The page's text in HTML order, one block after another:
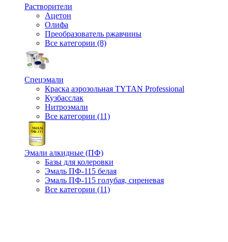
Растворители
Ацетон
Олифа
Преобразователь ржавчины
Все категории (8)
Спецэмали
Краска аэрозольная TYTAN Professional
Кузбасслак
Нитроэмали
Все категории (11)
Эмали алкидные (ПФ)
Базы для колеровки
Эмаль ПФ-115 белая
Эмаль ПФ-115 голубая, сиреневая
Все категории (11)